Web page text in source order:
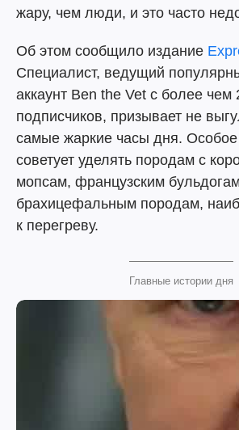
жару, чем люди, и это часто
Об этом сообщило издание
Специалист, ведущий
аккаунт Ben the Vet с более чем
подписчиков, призывает не
самые жаркие часы дня.
советует уделять породам с
мопсам, французским
брахицефальным породам,
к перегреву.
Главные истории дня